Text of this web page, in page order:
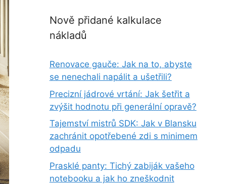
Nově přidané kalkulace
nákladů
Renovace gauče: Jak na to, abyste
se nenechali napálit a ušetřili?
Precizní jádrové vrtání: Jak šetřit a
zvýšit hodnotu při generální opravě?
Tajemství mistrů SDK: Jak v Blansku
zachránit opotřebené zdi s minimem
odpadu
Prasklé panty: Tichý zabiják vašeho
notebooku a jak ho zneškodnit